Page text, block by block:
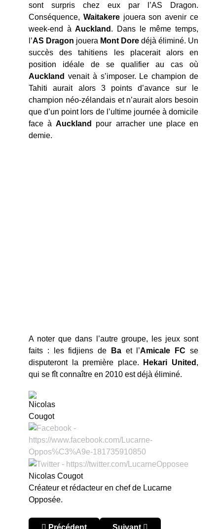
sont surpris chez eux par l’AS Dragon.
Conséquence, Waitakerejouera son avenir ce
week-end àAuckland . Dans le même temps,
l’AS Dragon jouera Mont Dore déjà éliminé. Un
succès des tahitiens les placerait alors en
position idéale de se qualifier au cas où
Auckland venait à s’imposer. Le champion de
Tahiti aurait alors 3 points d’avance sur le
champion néo-zélandais et n’aurait alors besoin
que d’un point lors de l’ultime journée à domicile
face àAuckland
pour arracher une place en
demie.
A noter que dans l’autre groupe, les jeux sont
faits : les fidjiens de
Baet l’Amicale FCse
disputeront la première place.
Hekari United ,
qui se fît connaître en 2010 est déjà éliminé.
Nicolas Cougot
Créateur et rédacteur en chef de Lucarne
Opposée.
Article précédent : O-League 2018 : Team
Article suivant : Nouvelle-